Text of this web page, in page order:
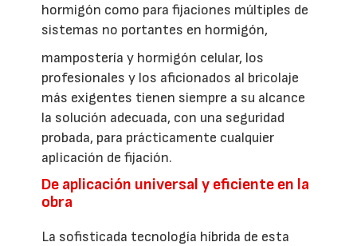
hormigón como para fijaciones múltiples de
sistemas no portantes en hormigón,
mampostería y hormigón celular, los
profesionales y los aficionados al bricolaje
más exigentes tienen siempre a su alcance
la solución adecuada, con una seguridad
probada, para prácticamente cualquier
aplicación de fijación.
De aplicación universal y eficiente en la
obra
La sofisticada tecnología híbrida de esta